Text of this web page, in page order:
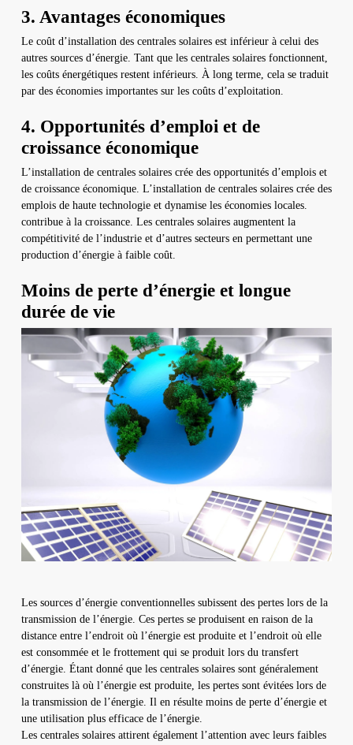
3. Avantages économiques
Le coût d’installation des centrales solaires est inférieur à celui des
autres sources d’énergie. Tant que les centrales solaires fonctionnent,
les coûts énergétiques restent inférieurs. À long terme, cela se traduit
par des économies importantes sur les coûts d’exploitation.
4. Opportunités d’emploi et de
croissance économique
L’installation de centrales solaires crée des opportunités d’emplois et
de croissance économique. L’installation de centrales solaires crée des
emplois de haute technologie et dynamise les économies locales.
contribue à la croissance. Les centrales solaires augmentent la
compétitivité de l’industrie et d’autres secteurs en permettant une
production d’énergie à faible coût.
Moins de perte d’énergie et longue
durée de vie
Les sources d’énergie conventionnelles subissent des pertes lors de la
transmission de l’énergie. Ces pertes se produisent en raison de la
distance entre l’endroit où l’énergie est produite et l’endroit où elle
est consommée et le frottement qui se produit lors du transfert
d’énergie. Étant donné que les centrales solaires sont généralement
construites là où l’énergie est produite, les pertes sont évitées lors de
la transmission de l’énergie. Il en résulte moins de perte d’énergie et
une utilisation plus efficace de l’énergie.
Les centrales solaires attirent également l’attention avec leurs faibles